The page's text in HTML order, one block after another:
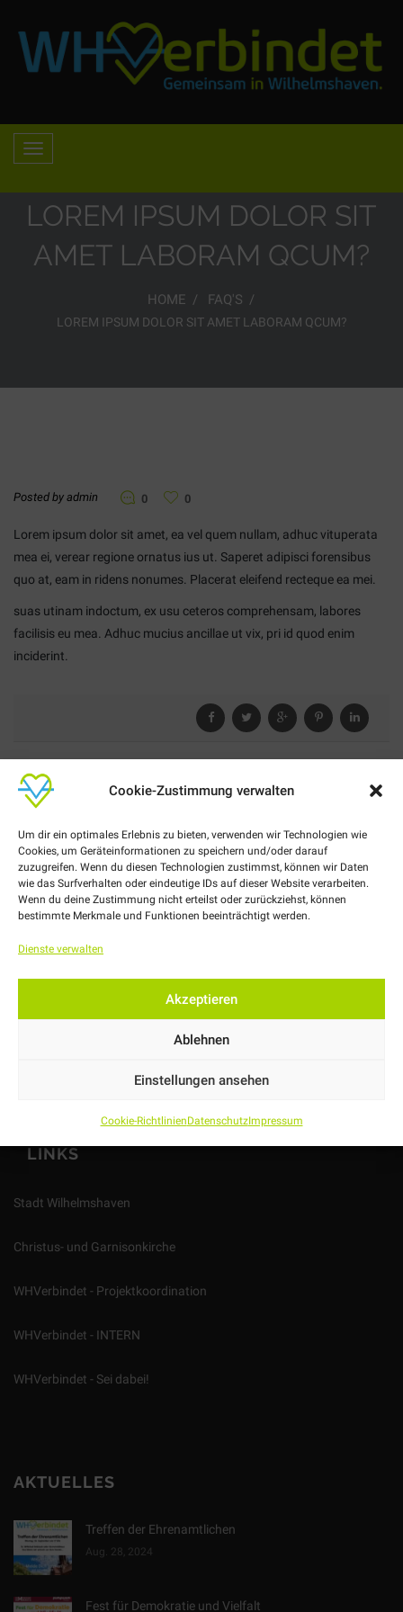
Cookie-Zustimmung verwalten
Um dir ein optimales Erlebnis zu bieten, verwenden wir Technologien wie
Cookies, um Geräteinformationen zu speichern und/oder darauf
zuzugreifen. Wenn du diesen Technologien zustimmst, können wir Daten
wie das Surfverhalten oder eindeutige IDs auf dieser Website verarbeiten.
Wenn du deine Zustimmung nicht erteilst oder zurückziehst, können
bestimmte Merkmale und Funktionen beeinträchtigt werden.
Dienste verwalten
Akzeptieren
Ablehnen
Einstellungen ansehen
Cookie-RichtlinienDatenschutzImpressum
LOREM IPSUM DOLOR SIT
AMET LABORAM QCUM?
HOME FAQ'S
LOREM IPSUM DOLOR SIT AMET LABORAM QCUM?
Posted by admin 0 0
Lorem ipsum dolor sit amet, ea vel quem nullam, adhuc vituperata
mea ei, verear regione ornatus ius ut. Saperet adipisci forensibus
quo at, eam in ridens nonumes. Placerat eleifend recteque ea mei.
suas utinam indoctum, ex usu ceteros comprehensam, labores
facilisis eu mea. Adhuc mucius ancillae ut vix, pri id quod enim
inciderint.
Nachbarschaft leben in Wilhelmshaven.
04421 – 302279
LINKS
Stadt Wilhelmshaven
Christus- und Garnisonkirche
WHVerbindet - Projektkoordination
WHVerbindet - INTERN
WHVerbindet - Sei dabei!
AKTUELLES
Treffen der Ehrenamtlichen
Aug. 28, 2024
Fest für Demokratie und Vielfalt